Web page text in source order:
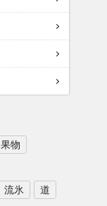
果物
流氷
道